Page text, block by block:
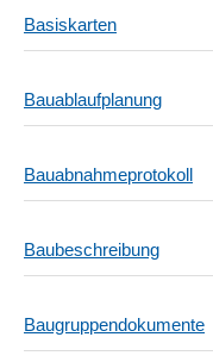
Basiskarten
Bauablaufplanung
Bauabnahmeprotokoll
Baubeschreibung
Baugruppendokumente